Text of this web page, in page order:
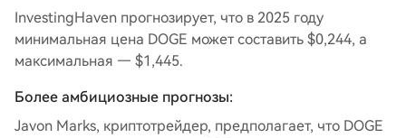
InvestingHaven прогнозирует, что в 2025 году
минимальная цена DOGE может составить $0,244, а
максимальная — $1,445.
Более амбициозные прогнозы:
Javon Marks, криптотрейдер, предполагает, что DOGE